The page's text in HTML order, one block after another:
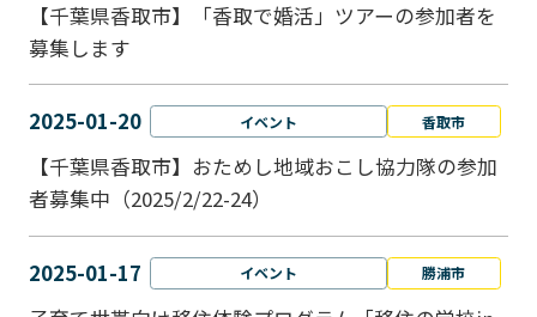
【千葉県香取市】「香取で婚活」ツアーの参加者を
募集します
2025-01-20 イベント 香取市
【千葉県香取市】おためし地域おこし協力隊の参加
者募集中（2025/2/22-24）
2025-01-17 イベント 勝浦市